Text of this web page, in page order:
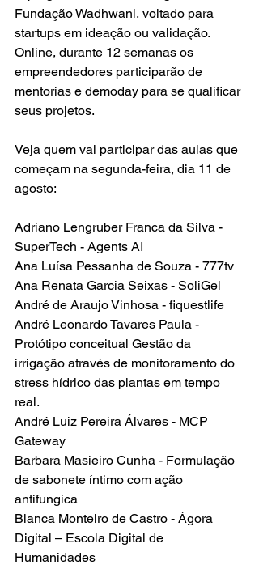
Fundação Wadhwani, voltado para
startups em ideação ou validação.
Online, durante 12 semanas os
empreendedores participarão de
mentorias e demoday para se qualificar
seus projetos.
Veja quem vai participar das aulas que
começam na segunda-feira, dia 11 de
agosto:
Adriano Lengruber Franca da Silva -
SuperTech - Agents AI
Ana Luísa Pessanha de Souza - 777tv
Ana Renata Garcia Seixas - SoliGel
André de Araujo Vinhosa - fiquestlife
André Leonardo Tavares Paula -
Protótipo conceitual Gestão da
irrigação através de monitoramento do
stress hídrico das plantas em tempo
real.
André Luiz Pereira Álvares - MCP
Gateway
Barbara Masieiro Cunha - Formulação
de sabonete íntimo com ação
antifungica
Bianca Monteiro de Castro - Ágora
Digital – Escola Digital de
Humanidades